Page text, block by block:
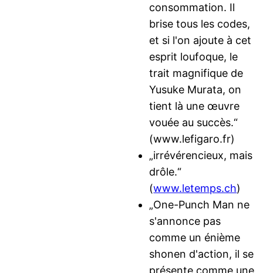
consommation. Il
brise tous les codes,
et si l'on ajoute à cet
esprit loufoque, le
trait magnifique de
Yusuke Murata, on
tient là une œuvre
vouée au succès.“
(www.lefigaro.fr)
„irrévérencieux, mais
drôle.“
(www.letemps.ch)
„One-Punch Man ne
s'annonce pas
comme un énième
shonen d'action, il se
présente comme une